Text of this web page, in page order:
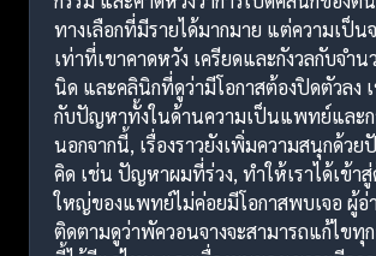
ทางเลือกที่มีรายได้มากมาย แต่ความเป็น
เท่าที่เขาคาดหวัง เครียดและกังวลกับจำ
นิด และคลินิกที่ดูว่ามีโอกาสต้องปิดตัวลง
กับปัญหาทั้งในด้านความเป็นแพทย์และก
นอกจากนี้, เรื่องราวยังเพิ่มความสนุกด้ว
คิด เช่น ปัญหาผมที่ร่วง, ทำให้เราได้เข้า
ใหญ่ของแพทย์ไม่ค่อยมีโอกาสพบเจอ ผู้อ่
ติดตามดูว่าพัควอนจางจะสามารถแก้ไขทุ